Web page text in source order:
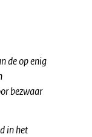
de op enig
bezwaar
in het